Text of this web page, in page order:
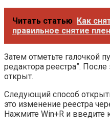
Читать статью Как
правильное снятие
Затем отметьте галочкой
редактора реестра”. После
открыт.
Следующий способ
это изменение реестра
Нажмите Win+R и введите